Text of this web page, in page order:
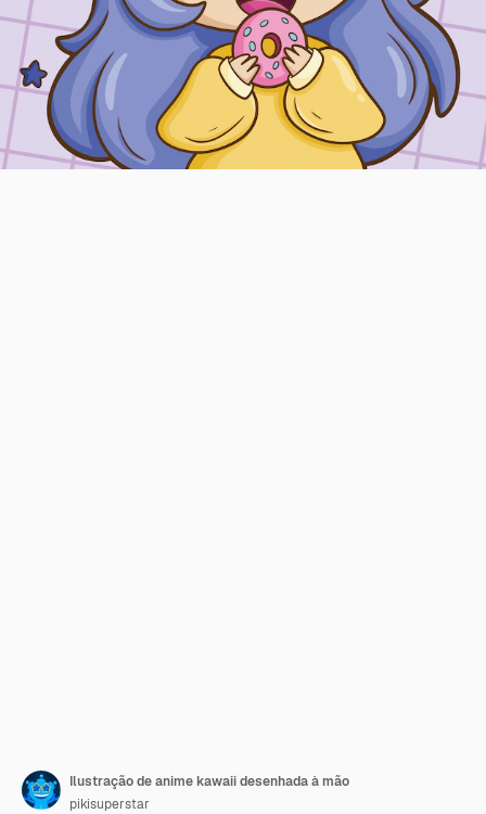
Ilustração de anime kawaii desenhada à mão
pikisuperstar